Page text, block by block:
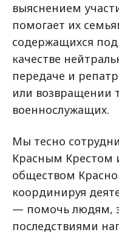
выяснением
помогает их
содержащихся
качестве
передаче и
или возвращении
военнослужащих.
Мы тесно
Красным Крестом
обществом
координируя
— помочь людям,
последствиями